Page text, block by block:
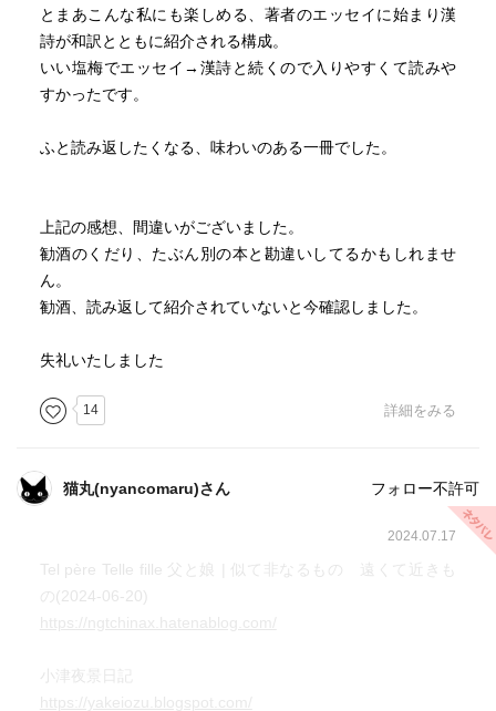
とまあこんな私にも楽しめる、著者のエッセイに始まり漢
詩が和訳とともに紹介される構成。
いい塩梅でエッセイ→漢詩と続くので入りやすくて読みや
すかったです。
ふと読み返したくなる、味わいのある一冊でした。
上記の感想、間違いがございました。
勧酒のくだり、たぶん別の本と勘違いしてるかもしれませ
ん。
勧酒、読み返して紹介されていないと今確認しました。
失礼いたしました
14 詳細をみる
猫丸(nyancomaru)さん フォロー不許可
2024.07.17
Tel père Telle fille 父と娘 | 似て非なるもの 遠くて近きも
の(2024-06-20)
小津夜景日記